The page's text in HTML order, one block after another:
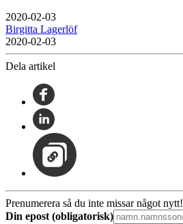
2020-02-03
Birgitta Lagerlöf
2020-02-03
Dela artikel
Prenumerera så du inte missar något nytt!
Din epost (obligatorisk)